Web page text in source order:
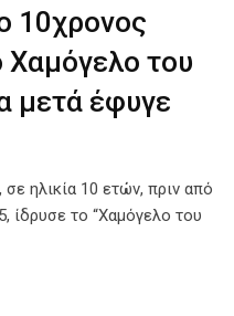
10χρονος
Χαμόγελο του
μετά έφυγε
ηλικία 10 ετών, πριν από
ίδρυσε το “Χαμόγελο του